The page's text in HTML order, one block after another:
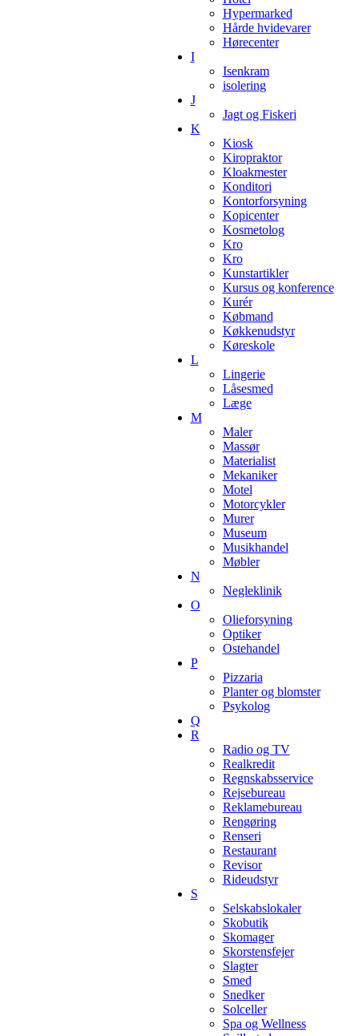
Hypermarked
Hårde hvidevarer
Hørecenter
I
Isenkram
isolering
J
Jagt og Fiskeri
K
Kiosk
Kiropraktor
Kloakmester
Konditori
Kontorforsyning
Kopicenter
Kosmetolog
Kro
Kro
Kunstartikler
Kursus og konference
Kurér
Købmand
Køkkenudstyr
Køreskole
L
Lingerie
Låsesmed
Læge
M
Maler
Massør
Materialist
Mekaniker
Motel
Motorcykler
Murer
Museum
Musikhandel
Møbler
N
Negleklinik
O
Olieforsyning
Optiker
Ostehandel
P
Pizzaria
Planter og blomster
Psykolog
Q
R
Radio og TV
Realkredit
Regnskabsservice
Rejsebureau
Reklamebureau
Rengøring
Renseri
Restaurant
Revisor
Rideudstyr
S
Selskabslokaler
Skobutik
Skomager
Skorstensfejer
Slagter
Smed
Snedker
Solceller
Spa og Wellness